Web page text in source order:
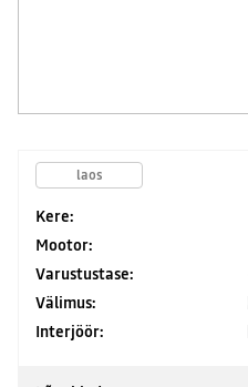
laos
Kere:
Mootor:
Varustustase:
Välimus:
Interjöör: